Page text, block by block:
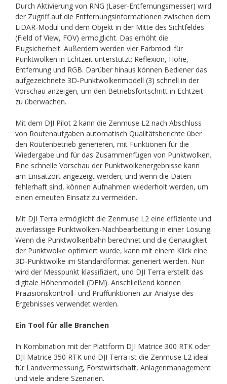
Durch Aktivierung von RNG (Laser-Entfernungsmesser) wird
der Zugriff auf die Entfernungsinformationen zwischen dem
LiDAR-Modul und dem Objekt in der Mitte des Sichtfeldes
(Field of View, FOV) ermöglicht. Das erhöht die
Flugsicherheit. Außerdem werden vier Farbmodi für
Punktwolken in Echtzeit unterstützt: Reflexion, Höhe,
Entfernung und RGB. Darüber hinaus können Bediener das
aufgezeichnete 3D-Punktwolkenmodell (3) schnell in der
Vorschau anzeigen, um den Betriebsfortschritt in Echtzeit
zu überwachen.
Mit dem DJI Pilot 2 kann die Zenmuse L2 nach Abschluss
von Routenaufgaben automatisch Qualitätsberichte über
den Routenbetrieb generieren, mit Funktionen für die
Wiedergabe und für das Zusammenfügen von Punktwolken.
Eine schnelle Vorschau der Punktwolkenergebnisse kann
am Einsatzort angezeigt werden, und wenn die Daten
fehlerhaft sind, können Aufnahmen wiederholt werden, um
einen erneuten Einsatz zu vermeiden.
Mit DJI Terra ermöglicht die Zenmuse L2 eine effiziente und
zuverlässige Punktwolken-Nachbearbeitung in einer Lösung.
Wenn die Punktwolkenbahn berechnet und die Genauigkeit
der Punktwolke optimiert wurde, kann mit einem Klick eine
3D-Punktwolke im Standardformat generiert werden. Nun
wird der Messpunkt klassifiziert, und DJI Terra erstellt das
digitale Höhenmodell (DEM). Anschließend können
Präzisionskontroll- und Prüffunktionen zur Analyse des
Ergebnisses verwendet werden.
Ein Tool für alle Branchen
In Kombination mit der Plattform DJI Matrice 300 RTK oder
DJI Matrice 350 RTK und DJI Terra ist die Zenmuse L2 ideal
für Landvermessung, Forstwirtschaft, Anlagenmanagement
und viele andere Szenarien.